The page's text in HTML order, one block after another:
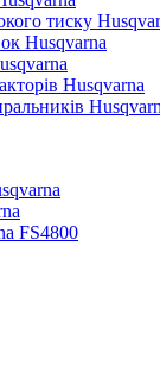
тиску
Husqvarna
Husqvarna
FS4800